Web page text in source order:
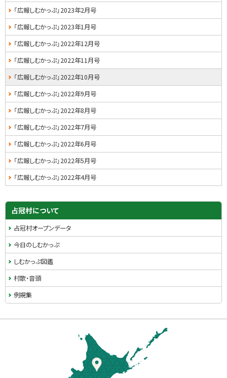
ド
・
メ
ニ
ュ
ー
「広報しむかっぷ」2023年2月号
「広報しむかっぷ」2023年1月号
「広報しむかっぷ」2022年12月号
「広報しむかっぷ」2022年11月号
「広報しむかっぷ」2022年10月号
「広報しむかっぷ」2022年9月号
「広報しむかっぷ」2022年8月号
「広報しむかっぷ」2022年7月号
「広報しむかっぷ」2022年6月号
「広報しむかっぷ」2022年5月号
「広報しむかっぷ」2022年4月号
占冠村について
占冠村オープンデータ
今日のしむかっぷ
しむかっぷ図鑑
村歌・音頭
例規集